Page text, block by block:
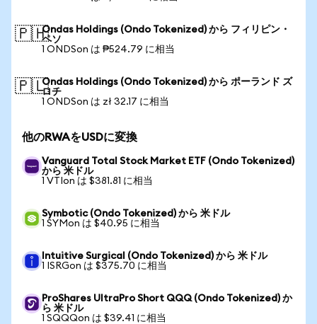
🇵🇭Ondas Holdings (Ondo Tokenized) から フィリピン・
ペソ
1 ONDSon は ₱524.79 に相当
🇵🇱Ondas Holdings (Ondo Tokenized) から ポーランド ズ
ロチ
1 ONDSon は zł 32.17 に相当
他のRWAをUSDに変換
Vanguard Total Stock Market ETF (Ondo Tokenized)
から 米ドル
1 VTIon は $381.81 に相当
Symbotic (Ondo Tokenized) から 米ドル
1 SYMon は $40.95 に相当
Intuitive Surgical (Ondo Tokenized) から 米ドル
1 ISRGon は $375.70 に相当
ProShares UltraPro Short QQQ (Ondo Tokenized) か
ら 米ドル
1 SQQQon は $39.41 に相当